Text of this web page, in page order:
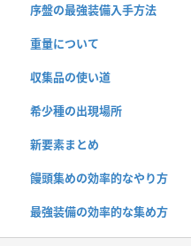
序盤の最強装備入手方法
重量について
収集品の使い道
希少種の出現場所
新要素まとめ
饅頭集めの効率的なやり方
最強装備の効率的な集め方